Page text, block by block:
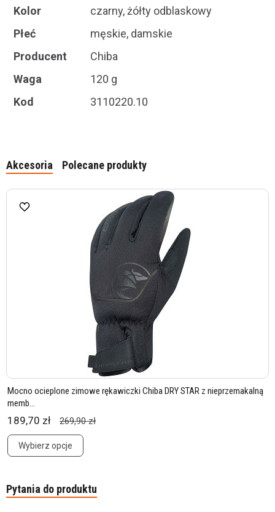
Kolor
czarny, żółty odblaskowy
Płeć
męskie, damskie
Producent
Chiba
Waga
120 g
Kod
3110220.10
Akcesoria Polecane produkty
Mocno ocieplone zimowe rękawiczki Chiba DRY STAR z nieprzemakalną
memb...
189,70 zł 269,90 zł
Wybierz opcje
Pytania do produktu